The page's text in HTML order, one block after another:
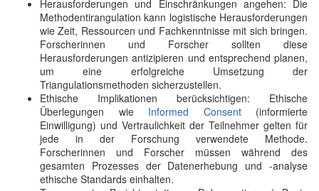
Herausforderungen und Einschränkungen angehen: Die
Methodentirangulation kann logistische Herausforderungen
wie Zeit, Ressourcen und Fachkenntnisse mit sich bringen.
Forscherinnen und Forscher sollten diese
Herausforderungen antizipieren und entsprechend planen,
um eine erfolgreiche Umsetzung der
Triangulationsmethoden sicherzustellen.
Ethische Implikationen berücksichtigen: Ethische
Überlegungen wie Informed Consent(informierte
Einwilligung) und Vertraulichkeit der Teilnehmer gelten für
jede in der Forschung verwendete Methode.
Forscherinnen und Forscher müssen während des
gesamten Prozesses der Datenerhebung und -analyse
ethische Standards einhalten.